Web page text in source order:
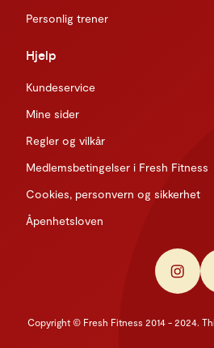
Personlig trener
Hjelp
Kundeservice
Mine sider
Regler og vilkår
Medlemsbetingelser i Fresh Fitness
Cookies, personvern og sikkerhet
Åpenhetsloven
Copyright © Fresh Fitness 2014 - 2024.